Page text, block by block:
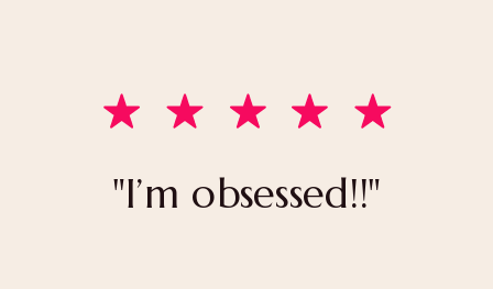
"I’m obsessed!!"